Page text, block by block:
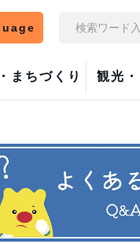
まちづくり 観光